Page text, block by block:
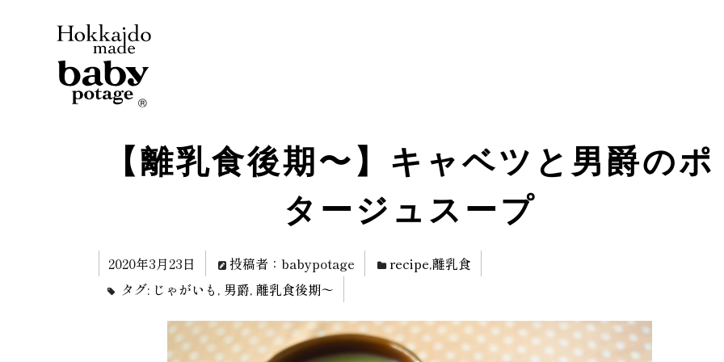
【離乳食後期〜】キャベツと男爵のポ
タージュスープ
2020年3月23日 投稿者：babypotage recipe,離乳食
タグ: じゃがいも , 男爵,離乳食後期〜